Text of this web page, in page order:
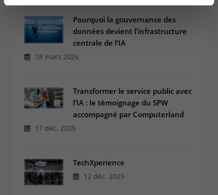
Pourquoi la gouvernance des
données devient l’infrastructure
centrale de l’IA
18 mars 2026
Transformer le service public avec
l’IA : le témoignage du SPW
accompagné par Computerland
17 déc. 2025
TechXperience
12 déc. 2025